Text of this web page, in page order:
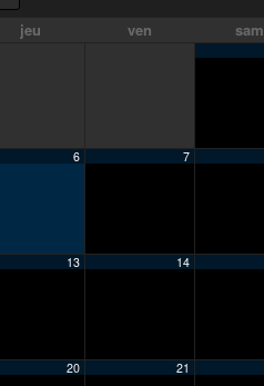
jeu ven sam
6 7
13 14
20 21